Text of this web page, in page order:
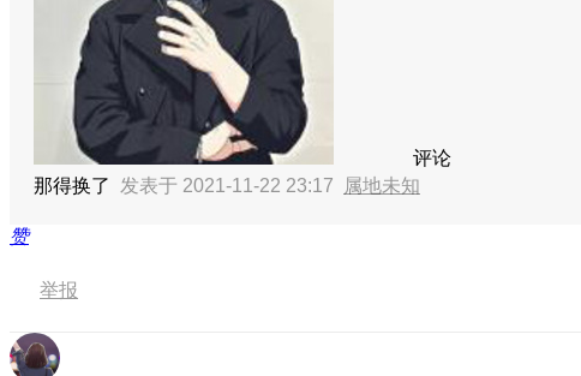
评论
那得换了 发表于 2021-11-22 23:17 属地未知
赞
举报